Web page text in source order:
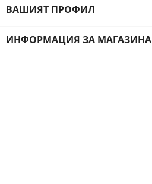
ВАШИЯТ ПРОФИЛ
ИНФОРМАЦИЯ ЗА МАГАЗИНА